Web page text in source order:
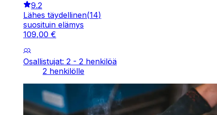
9.2
Lähes täydellinen(14)
suosituin elämys
109,00 €
Osallistujat: 2 - 2 henkilöä
2 henkilölle